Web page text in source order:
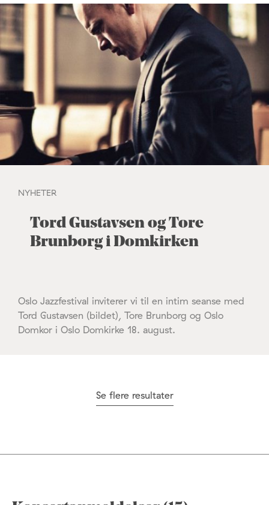
NYHETER
Tord Gustavsen og Tore
Brunborg i Domkirken
Oslo Jazzfestival inviterer vi til en intim seanse med
Tord Gustavsen (bildet), Tore Brunborg og Oslo
Domkor i Oslo Domkirke 18. august.
Se flere resultater